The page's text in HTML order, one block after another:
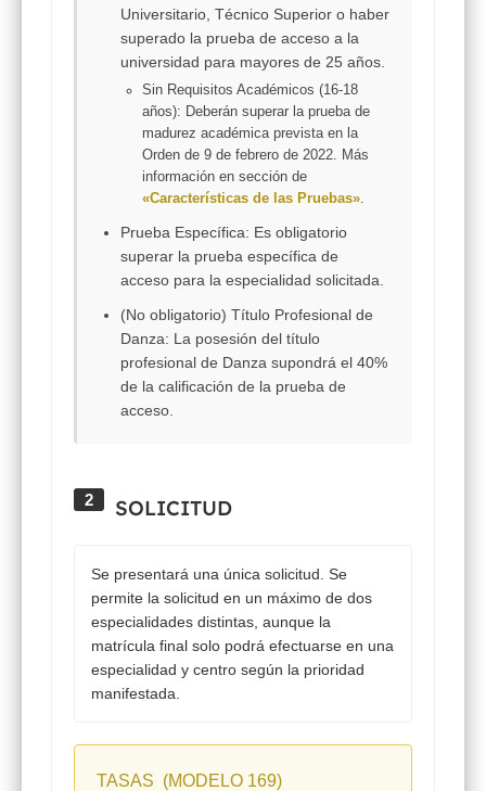
Universitario, Técnico Superior o haber
superado la prueba de acceso a la
universidad para mayores de 25 años.
Sin Requisitos Académicos (16-18
años): Deberán superar la prueba de
madurez académica prevista en la
Orden de 9 de febrero de 2022. Más
información en sección de
«Características de las Pruebas»
Prueba Específica: Es obligatorio
superar la prueba específica de
acceso para la especialidad solicitada.
(No obligatorio) Título Profesional de
Danza: La posesión del título
profesional de Danza supondrá el 40%
de la calificación de la prueba de
acceso.
2 SOLICITUD
Se presentará una única solicitud. Se
permite la solicitud en un máximo de dos
especialidades distintas, aunque la
matrícula final solo podrá efectuarse en una
especialidad y centro según la prioridad
manifestada.
TASAS (MODELO 169)